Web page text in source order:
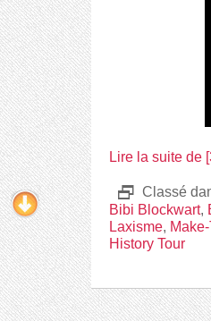
Lire la suite de
D Classé
Bibi Blockwart,
Laxisme,
History Tour